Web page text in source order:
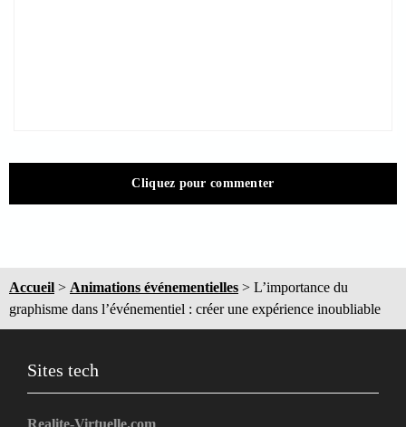
Cliquez pour commenter
Accueil > Animations événementielles > L’importance du
graphisme dans l’événementiel : créer une expérience inoubliable
Sites tech